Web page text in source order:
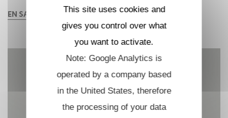
EN SAVOIR PLUSThis site uses cookies and
gives you control over what
you want to activate.
Note: Google Analytics is
operated by a company based
in the United States, therefore
the processing of your data